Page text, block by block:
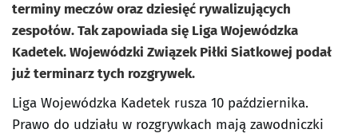
terminy meczów oraz dziesięć rywalizujących
zespołów. Tak zapowiada się Liga Wojewódzka
Kadetek. Wojewódzki Związek Piłki Siatkowej podał
już terminarz tych rozgrywek.
Liga Wojewódzka Kadetek rusza 10 października.
Prawo do udziału w rozgrywkach mają zawodniczki